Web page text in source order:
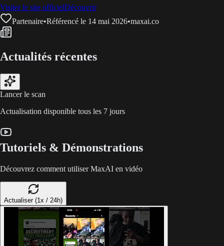
Visiter le site officielDécouvrir
Partenaire•Référencé le 14 mai 2026•maxai.co
Actualités récentes
Lancer le scan
Actualisation disponible tous les 7 jours
Tutoriels & Démonstrations
Découvrez comment utiliser MaxAI en vidéo
Actualiser (1x / 24h)